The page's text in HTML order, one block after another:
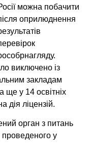
можна побачити
оприлюднення
виключено із
закладам
ще у 14 освітніх
дія ліцензій.
орган з питань
проведеного у